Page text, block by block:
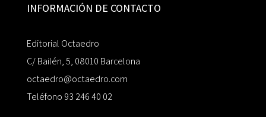
INFORMACIÓN DE CONTACTO
Editorial Octaedro
C/ Bailén, 5, 08010 Barcelona
octaedro@octaedro.com
Teléfono 93 246 40 02